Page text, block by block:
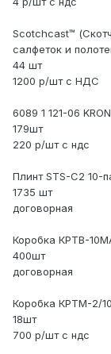
Scotchcast™
салфеток и
44 шт
1200 р/шт с НДС
6089 1 121-06
179шт
220 р/шт с ндс
Плинт STS-C2 10-
1735 шт
договорная
Коробка КРТВ-
400шт
договорная
Коробка КРТМ-2/
18шт
700 р/шт с ндс